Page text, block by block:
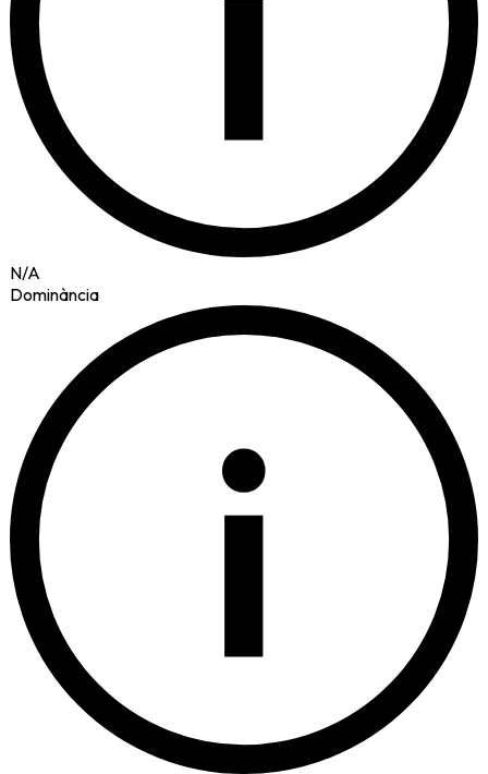
N/A
Dominància
i